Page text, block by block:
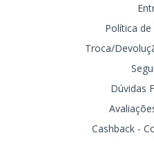
Política de
Troca/
Dúvidas
Cashback -